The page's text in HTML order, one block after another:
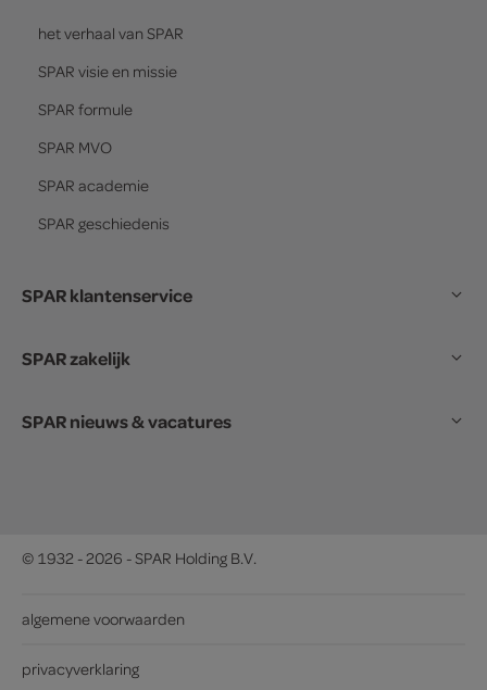
het verhaal van SPAR
SPAR visie en missie
SPAR formule
SPAR MVO
SPAR academie
SPAR geschiedenis
SPAR klantenservice
SPAR zakelijk
SPAR nieuws & vacatures
© 1932 - 2026 - SPAR Holding B.V.
algemene voorwaarden
privacyverklaring